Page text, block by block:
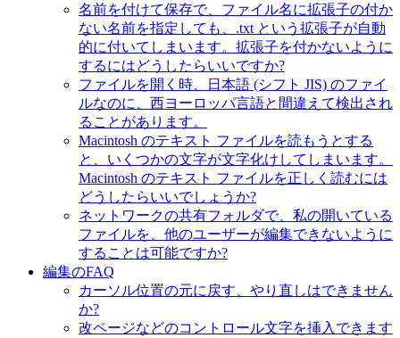
名前を付けて保存で、ファイル名に拡張子の付か
ない名前を指定しても、.txt という拡張子が自動
的に付いてしまいます。拡張子を付かないように
するにはどうしたらいいですか?
ファイルを開く時、日本語 (シフト JIS) のファイ
ルなのに、西ヨーロッパ言語と間違えて検出され
ることがあります。
Macintosh のテキスト ファイルを読もうとする
と、いくつかの文字が文字化けしてしまいます。
Macintosh のテキスト ファイルを正しく読むには
どうしたらいいでしょうか?
ネットワークの共有フォルダで、私の開いている
ファイルを、他のユーザーが編集できないように
することは可能ですか?
編集のFAQ
カーソル位置の元に戻す、やり直しはできません
か?
改ページなどのコントロール文字を挿入できます